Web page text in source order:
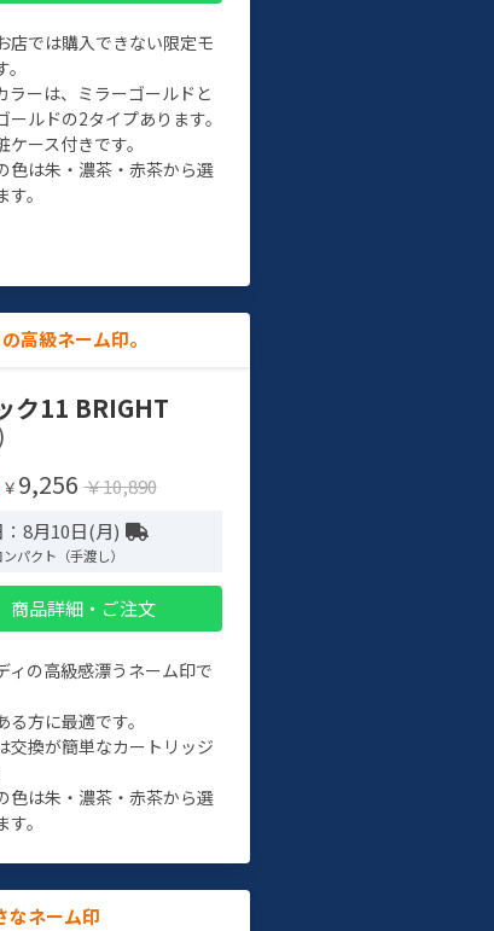
店では購入できない限定モ
ラーは、ミラーゴールドと
ールドの2タイプあります。
ケース付きです。
色は朱・濃茶・赤茶から選
。
高級ネーム印。
ク11 BRIGHT
)
￥ 9,256 ￥10,890
8月10日(月)
パクト（手渡し）
商品詳細・ご注文
ィの高級感漂うネーム印で
る方に最適です。
交換が簡単なカートリッジ
色は朱・濃茶・赤茶から選
。
なネーム印